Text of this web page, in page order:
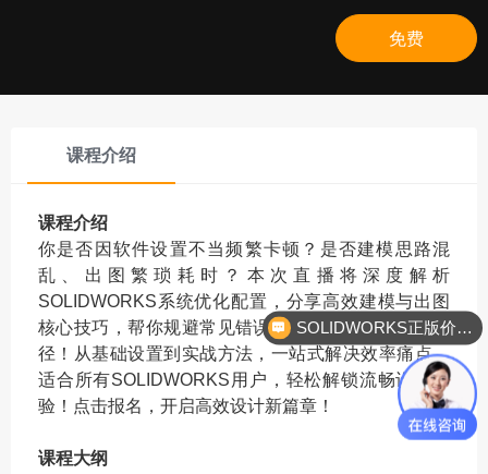
免费
课程介绍
课程介绍
你是否因软件设置不当频繁卡顿？是否建模思路混
乱、出图繁琐耗时？本次直播将深度解析
SOLIDWORKS系统优化配置，分享高效建模与出图
核心技巧，帮你规避常见错误，打通设计提效关键路
径！从基础设置到实战方法，一站式解决效率痛点。
适合所有SOLIDWORKS用户，轻松解锁流畅设计体
验！点击报名，开启高效设计新篇章！
课程大纲
SOLIDWORKS正版价格？